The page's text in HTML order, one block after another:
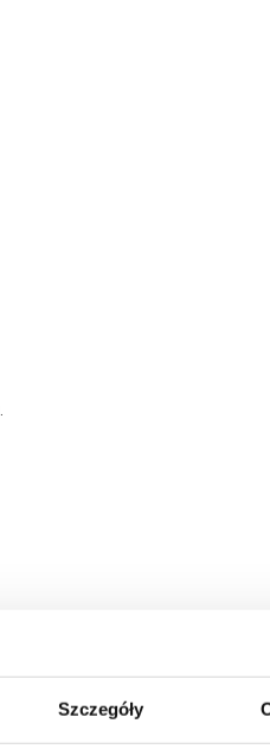
Szczegóły